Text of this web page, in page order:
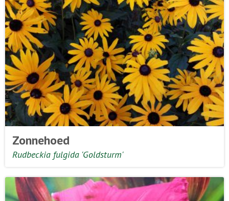
Zonnehoed
Rudbeckia fulgida 'Goldsturm'